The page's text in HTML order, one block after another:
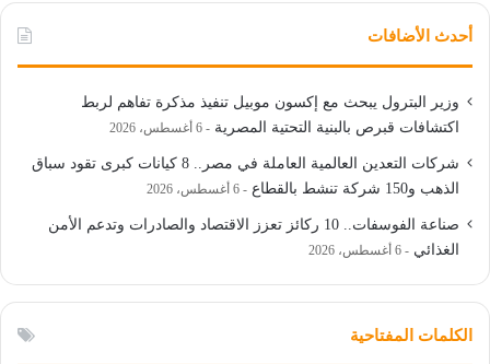
أحدث الأضافات
وزير البترول يبحث مع إكسون موبيل تنفيذ مذكرة تفاهم لربط
اكتشافات قبرص بالبنية التحتية المصرية
6 أغسطس، 2026
شركات التعدين العالمية العاملة في مصر.. 8 كيانات كبرى تقود سباق
الذهب و150 شركة تنشط بالقطاع
6 أغسطس، 2026
صناعة الفوسفات.. 10 ركائز تعزز الاقتصاد والصادرات وتدعم الأمن
الغذائي
6 أغسطس، 2026
الكلمات المفتاحية